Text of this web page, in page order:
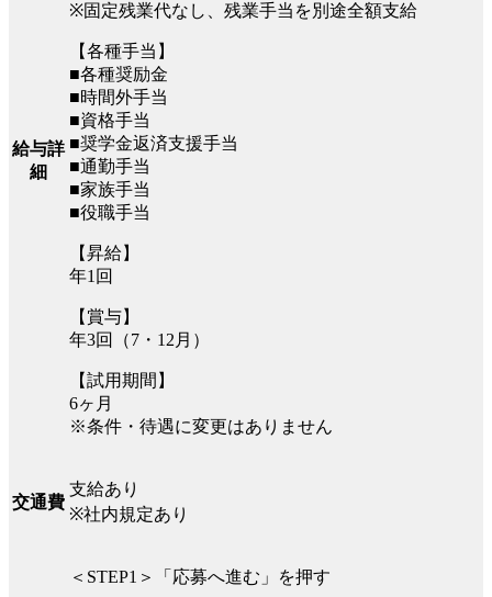
給与詳
細
※固定残業代なし、残業手当を別途全額支給
【各種手当】
■各種奨励金
■時間外手当
■資格手当
■奨学金返済支援手当
■通勤手当
■家族手当
■役職手当
【昇給】
年1回
【賞与】
年3回（7・12月）
【試用期間】
6ヶ月
※条件・待遇に変更はありません
交通費
支給あり
※社内規定あり
＜STEP1＞「応募へ進む」を押す